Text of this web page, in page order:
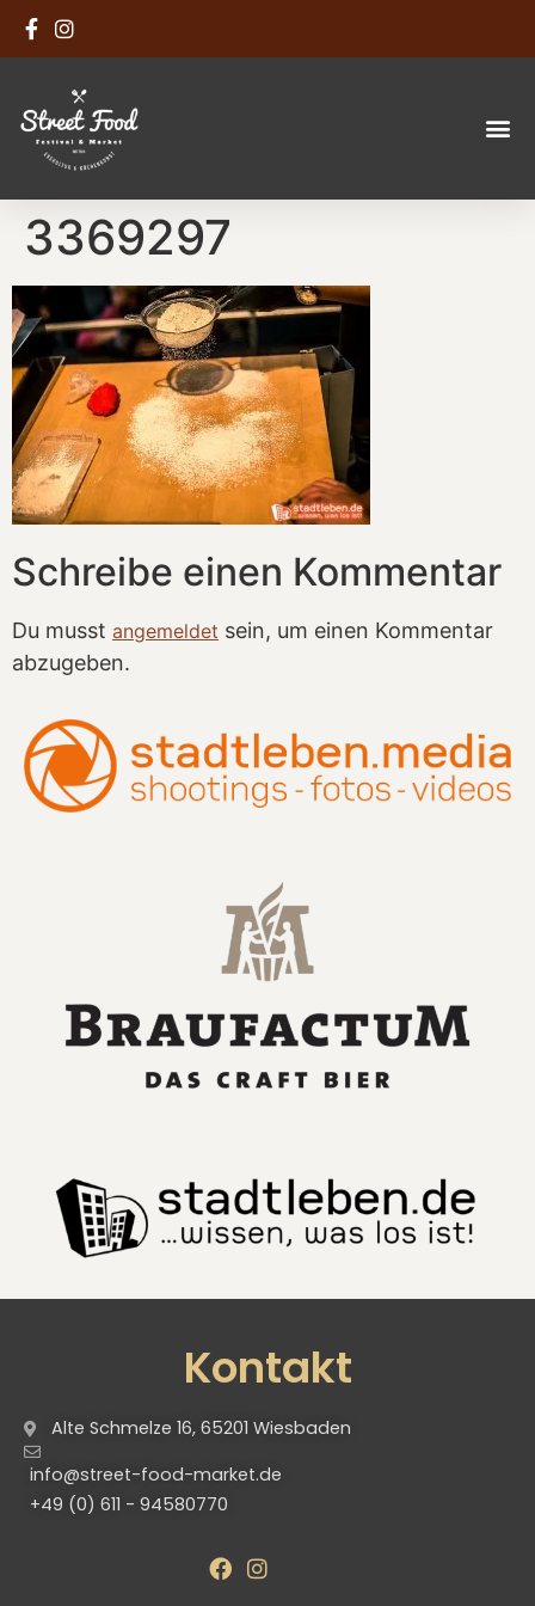
3369297
Schreibe einen Kommentar
Du musst angemeldet sein, um einen Kommentar
abzugeben.
Kontakt
Alte Schmelze 16, 65201 Wiesbaden
info@street-food-market.de
+49 (0) 611 - 94580770